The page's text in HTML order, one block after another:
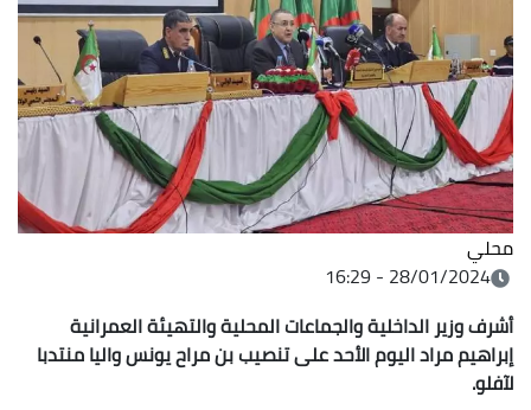
محلي
28/01/2024 - 16:29
أشرف وزير الداخلية والجماعات المحلية والتهيئة العمرانية
إبراهيم مراد اليوم الأحد على تنصيب بن مراح يونس واليا منتدبا
لآفلو.